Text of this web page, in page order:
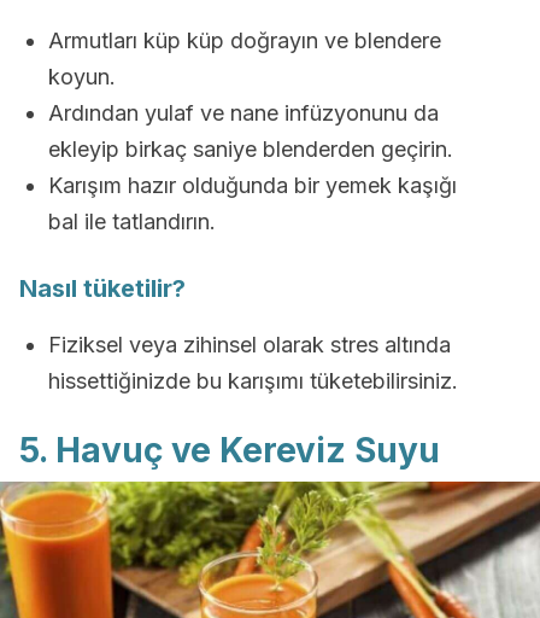
Armutları küp küp doğrayın ve blendere
koyun.
Ardından yulaf ve nane infüzyonunu da
ekleyip birkaç saniye blenderden geçirin.
Karışım hazır olduğunda bir yemek kaşığı
bal ile tatlandırın.
Nasıl tüketilir?
Fiziksel veya zihinsel olarak stres altında
hissettiğinizde bu karışımı tüketebilirsiniz.
5. Havuç ve Kereviz Suyu